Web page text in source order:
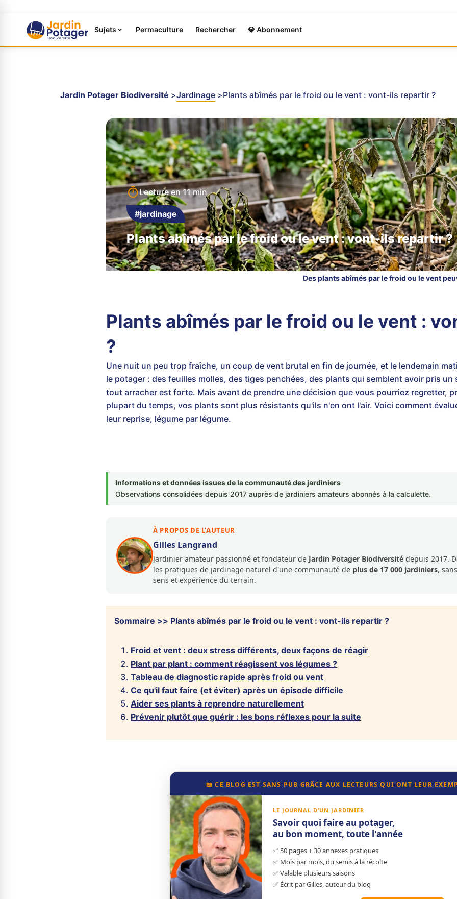
Sujets Permaculture Rechercher 💎 Abonnement
Jardin Potager Biodiversité Jardinage Plants abîmés par le froid ou le vent : vont-ils repartir ?
Lecture en11 min
#jardinage
Plants abîmés par le froid ou le vent : vont-ils repartir ?
Des plants abîmés par le froid ou le vent
Plants abîmés par le froid ou le vent :
?
Une nuit un peu trop fraîche, un coup de vent brutal en fin de journée, et le lendemain
le potager : des feuilles molles, des tiges penchées, des plants qui semblent avoir pris
tout arracher est forte. Mais avant de prendre une décision que vous pourriez regretter,
plupart du temps, vos plants sont plus résistants qu'ils n'en ont l'air. Voici comment
leur reprise, légume par légume.
Informations et données issues de la communauté des jardiniers
Observations consolidées depuis 2017 auprès de jardiniers amateurs abonnés à la calculette.
À PROPOS DE L'AUTEUR
Gilles Langrand
Jardinier amateur passionné et fondateur de Jardin Potager Biodiversité depuis 2017.
les pratiques de jardinage naturel d'une communauté de plus de 17 000 jardiniers,
sens et expérience du terrain.
Sommaire >> Plants abîmés par le froid ou le vent : vont-ils repartir ?
Froid et vent : deux stress différents, deux façons de réagir
Plant par plant : comment réagissent vos légumes ?
Tableau de diagnostic rapide après froid ou vent
Ce qu'il faut faire (et éviter) après un épisode difficile
Aider ses plants à reprendre naturellement
Prévenir plutôt que guérir : les bons réflexes pour la suite
📖 CE BLOG EST SANS PUB GRÂCE AUX LECTEURS QUI ONT LEUR
LE JOURNAL D'UN JARDINIER
Savoir quoi faire au potager,
au bon moment, toute l'année
✅ 50 pages + 30 annexes pratiques
✅ Mois par mois, du semis à la récolte
✅ Valable plusieurs saisons
✅ Écrit par Gilles, auteur du blog